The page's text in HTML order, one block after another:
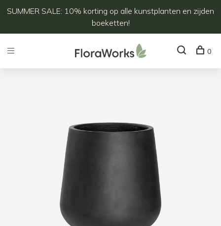
SUMMER SALE: 10% korting op alle kunstplanten en zijden
boeketten!
0